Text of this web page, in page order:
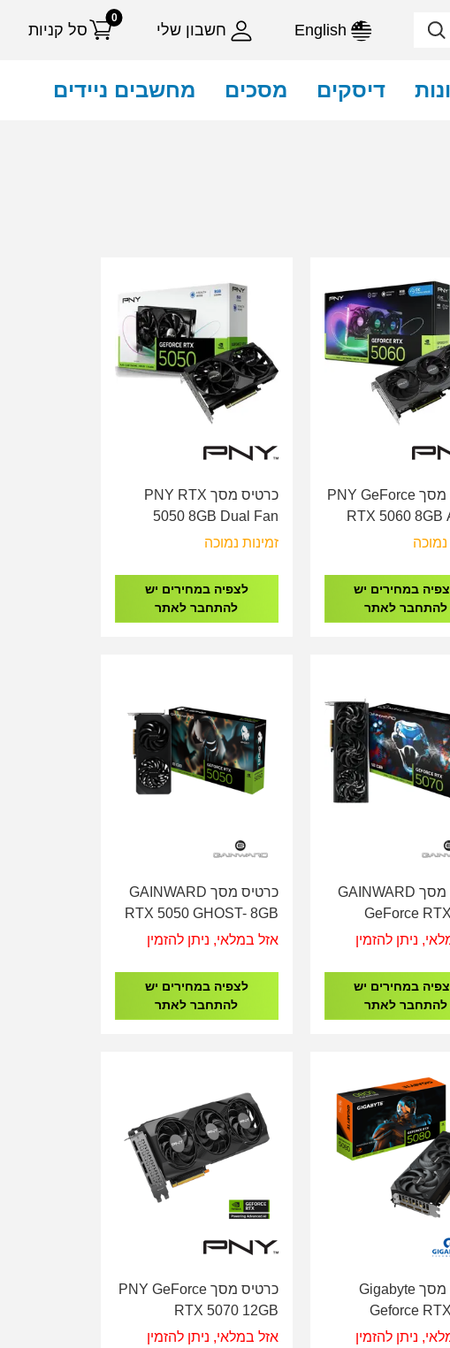
חשבון שלי סל קניות
0
דיסקים מסכים מחשבים ניידים
כרטיס מסך PNY GeForce
RTX 5060 8GB
Overclocנמוכה
במחירים יש
להתחבר לאתר
כרטיס מסך PNY RTX
5050 8GB Dual Fan
DLSS 4
זמינות נמוכה
לצפיה במחירים יש
להתחבר לאתר
כרטיס מסך GAINWARD
GeForce
PYTHON III
ניתן להזמין
במחירים יש
להתחבר לאתר
כרטיס מסך GAINWARD
RTX 5050 GHOST- 8GB
DDR6 NE65050019P1-
אזל במלאי, ניתן להזמין
לצפיה במחירים יש
להתחבר לאתר
כרטיס מסך Gigabyte
Geforce
WindForce
ניתן להזמין
כרטיס מסך PNY GeForce
RTX 5070 12GB
Overclocked Triple Fan
אזל במלאי, ניתן להזמין